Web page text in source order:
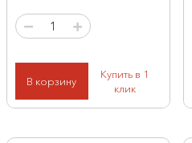
В корзину
Купить в 1
клик